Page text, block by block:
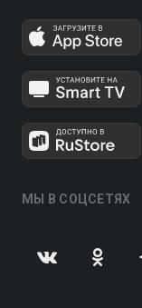
МЫ В СОЦСЕТЯХ